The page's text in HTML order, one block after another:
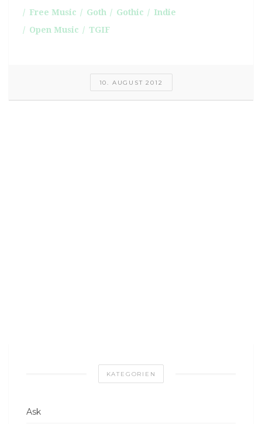
Free Music
Goth Gothic
Indie
Open Music
TGIF
10. AUGUST 2012
KATEGORIEN
Ask